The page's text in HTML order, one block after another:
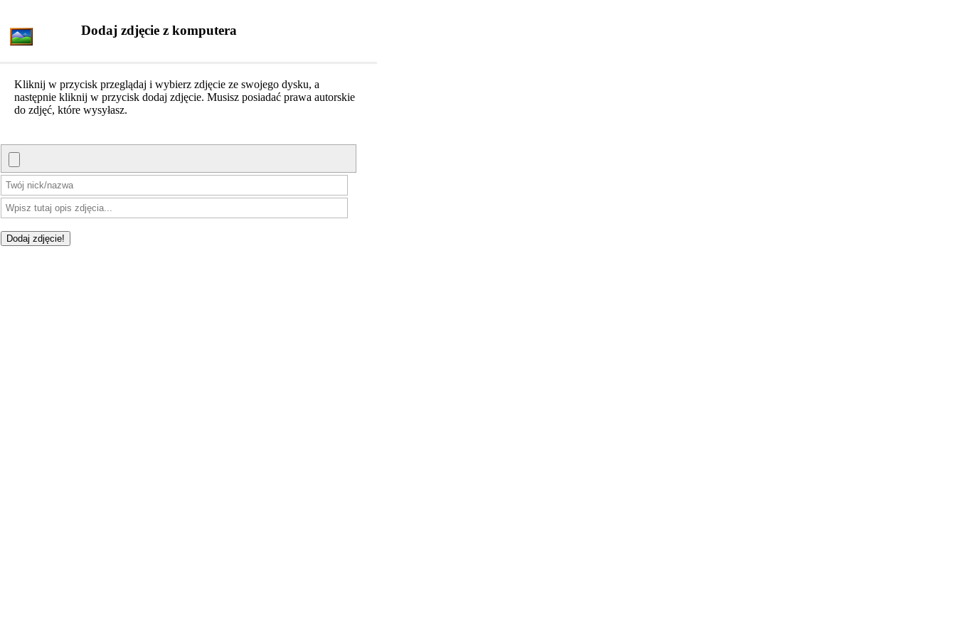
Dodaj zdjęcie z komputera
Kliknij w przycisk przeglądaj i wybierz zdjęcie ze swojego dysku, a
następnie kliknij w przycisk dodaj zdjęcie. Musisz posiadać prawa autorskie
do zdjęć, które wysyłasz.